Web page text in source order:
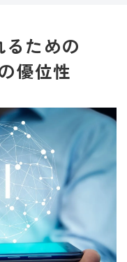
ための
優位性